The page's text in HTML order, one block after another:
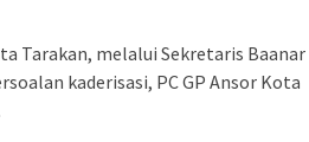
Tarakan, melalui Sekretaris Baanar
kaderisasi, PC GP Ansor Kota